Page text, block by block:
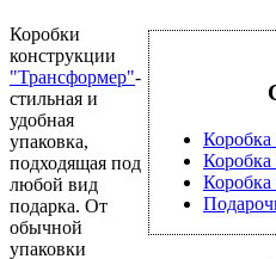
Коробка
Коробка
Коробки
конструкции
"Трансформер"-
стильная и
удобная
упаковка,
подходящая под
любой вид
подарка. От
обычной
упаковки